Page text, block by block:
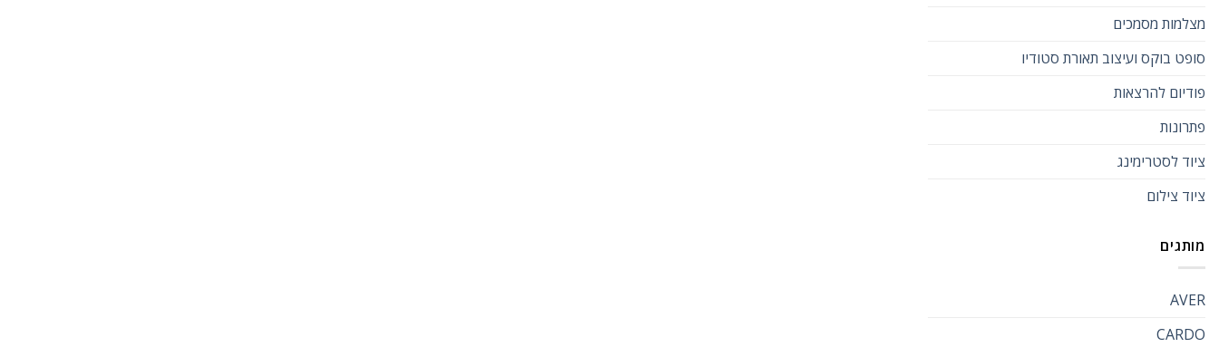
מצלמות מסמכים
סופט בוקס ועיצוב תאורת סטודיו
פודיום להרצאות
פתרונות
ציוד לסטרימינג
ציוד צילום
מותגים
AVER
CARDO